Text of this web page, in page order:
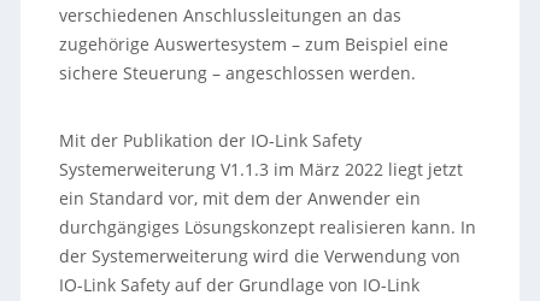
verschiedenen Anschlussleitungen an das
zugehörige Auswertesystem – zum Beispiel eine
sichere Steuerung – angeschlossen werden.
Mit der Publikation der IO-Link Safety
Systemerweiterung V1.1.3 im März 2022 liegt jetzt
ein Standard vor, mit dem der Anwender ein
durchgängiges Lösungskonzept realisieren kann. In
der Systemerweiterung wird die Verwendung von
IO-Link Safety auf der Grundlage von IO-Link